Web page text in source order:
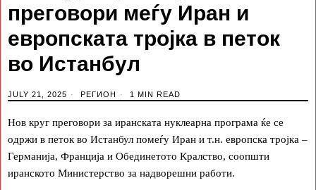
преговори меѓу Иран и
европската тројка в петок
во Истанбул
JULY 21, 2025 РЕГИОН 1 MIN READ
Нов круг преговори за иранската нуклеарна програма ќе се
одржи в петок во Истанбул помеѓу Иран и т.н. европска тројка –
Германија, Франција и Обединетото Кралство, соопшти
иранското Министерство за надворешни работи.